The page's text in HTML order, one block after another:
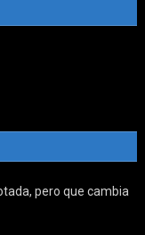
pero que cambia